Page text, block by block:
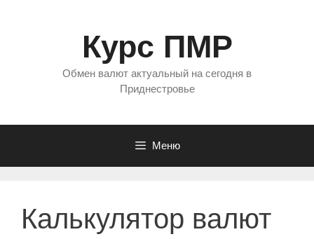
Курс ПМР
Обмен валют актуальный на сегодня в
Приднестровье
Меню
Калькулятор валют